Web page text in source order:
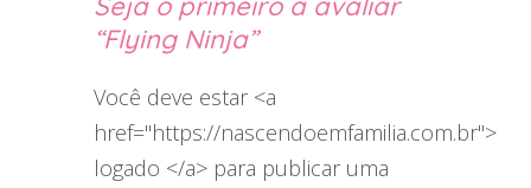
“Flying Ninja”
Você deve estar <a
href="https://nascendoemfamilia.com.br">
logado </a> para publicar uma